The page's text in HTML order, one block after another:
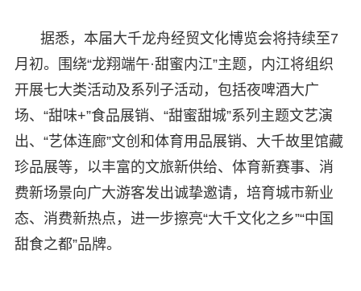
据悉，本届大千龙舟经贸文化博览会将持续至7
月初。围绕“龙翔端午·甜蜜内江”主题，内江将组织
开展七大类活动及系列子活动，包括夜啤酒大广
场、“甜味+”食品展销、“甜蜜甜城”系列主题文艺演
出、“艺体连廊”文创和体育用品展销、大千故里馆藏
珍品展等，以丰富的文旅新供给、体育新赛事、消
费新场景向广大游客发出诚挚邀请，培育城市新业
态、消费新热点，进一步擦亮“大千文化之乡”“中国
甜食之都”品牌。